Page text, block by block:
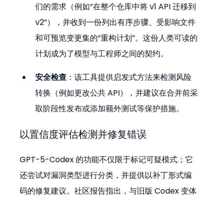
们的需求（例如“在整个仓库中将 v1 API 迁移到
v2”），并收到一份列出有序步骤、受影响文件
和可预览变更集的“重构计划”。这份人类可读的
计划成为了模型与工程师之间的契约。
安全检查 ：该工具提供启发式方法来检测风险
转换（例如更改公共 API），并建议在合并前采
取阶段性发布或添加额外测试等保护措施。
以置信度评估检测并修复错误
GPT-5-Codex 的功能不仅限于标记可疑模式；它
还尝试对漏洞类型进行分类，并提供以补丁形式编
码的修复建议。社区报告指出，与旧版 Codex 变体